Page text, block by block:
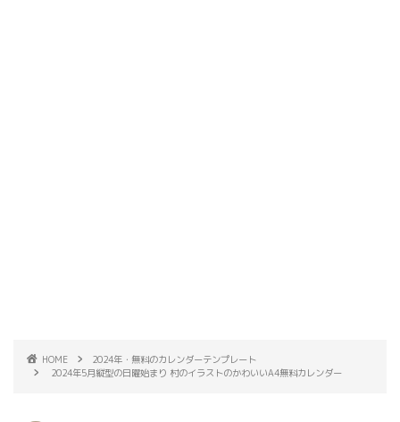
HOME
2024年・無料のカレンダーテンプレート
2024年5月縦型の日曜始まり 村のイラストのかわいいA4無料カレンダー